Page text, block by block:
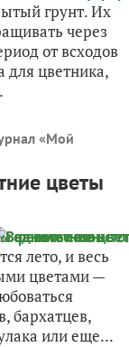
грунт. Их
через
от всходов
для цветника,
«Мой
цветы
лето, и весь
цветами —
бархатцев,
или еще...